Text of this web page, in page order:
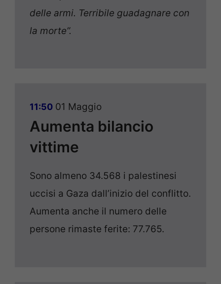
delle armi. Terribile guadagnare con
la morte”.
11:50 01 Maggio
Aumenta bilancio
vittime
Sono almeno 34.568 i palestinesi
uccisi a Gaza dall’inizio del conflitto.
Aumenta anche il numero delle
persone rimaste ferite: 77.765.